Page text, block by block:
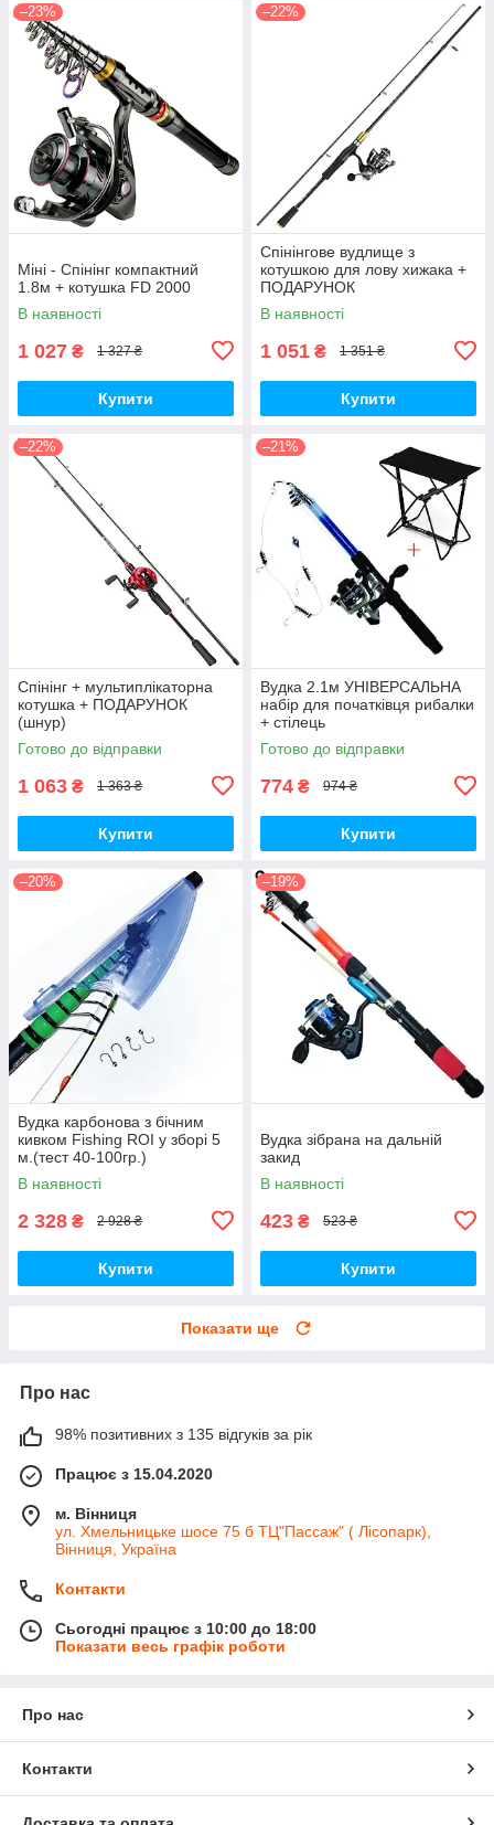
–23%
Міні - Спінінг компактний
1.8м + котушка FD 2000
В наявності
1 027 ₴ 1 327 ₴
Купити
–22%
Спінінгове вудлище з
котушкою для лову хижака +
ПОДАРУНОК
В наявності
1 051 ₴ 1 351 ₴
Купити
–22%
Спінінг + мультиплікаторна
котушка + ПОДАРУНОК
(шнур)
Готово до відправки
1 063 ₴ 1 363 ₴
Купити
–21%
Вудка 2.1м УНІВЕРСАЛЬНА
набір для початківця рибалки
+ стілець
Готово до відправки
774 ₴ 974 ₴
Купити
–20%
Вудка карбонова з бічним
кивком Fishing ROI у зборі 5
м.(тест 40-100гр.)
В наявності
2 328 ₴ 2 928 ₴
Купити
–19%
Вудка зібрана на дальній
закид
В наявності
423 ₴ 523 ₴
Купити
Показати ще
Про нас
98% позитивних з 135 відгуків за рік
Працює з 15.04.2020
м. Вінниця
ул. Хмельницьке шосе 75 б ТЦ"Пассаж" ( Лісопарк),
Вінниця, Україна
Контакти
Сьогодні працює з 10:00 до 18:00
Показати весь графік роботи
Про нас
Контакти